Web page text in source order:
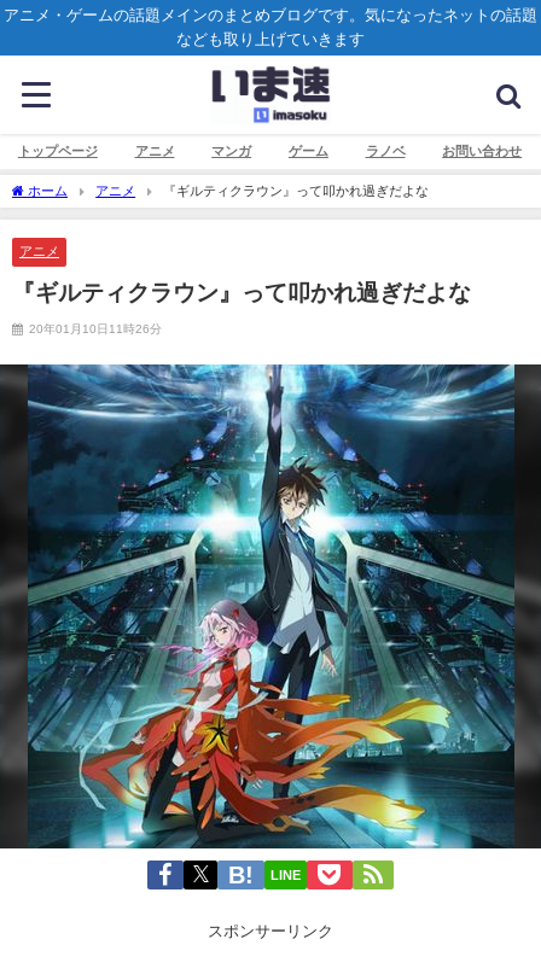
アニメ・ゲームの話題メインのまとめブログです。気になったネットの話題
なども取り上げていきます
トップページ アニメ マンガ ゲーム ラノベ お問い合わせ
ホーム アニメ 『ギルティクラウン』って叩かれ過ぎだよな
アニメ
『ギルティクラウン』って叩かれ過ぎだよな
20年01月10日11時26分
LINE
スポンサーリンク